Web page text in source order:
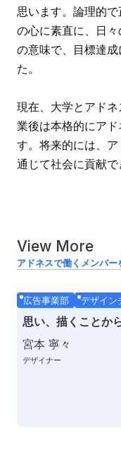
思います。論理的
の心に素直に、日
の意味で、目標達
た。
現在、大学とアド
業後は本格的にア
す。将来的には、
通じて社会に貢献で
View More
アドネスで働くメンバー
広告事業部 デザイン
思い、描くことか
宮本 寧々
デザイナー